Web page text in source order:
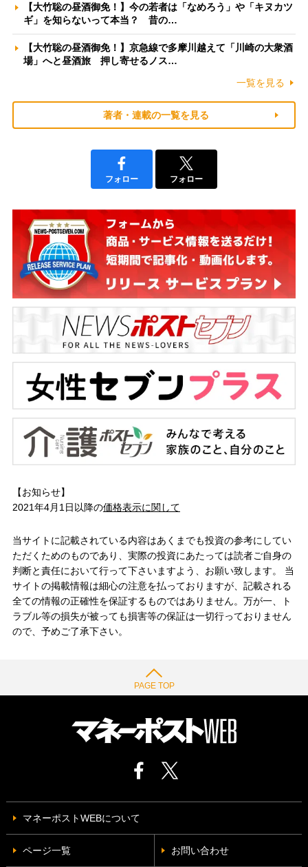
【大竹聡の昼酒御免！】今の若者は「なめろう」や「キヌカツ
ギ」を知らないって本当？ 昔の…
【大竹聡の昼酒御免！】京急線で多摩川越えて「川崎の大衆酒
場」へと昼酒旅 押し寄せるノス…
一覧を見る
著者・連載の一覧を見る
フォロー フォロー
【お知らせ】
2021年4月1日以降の価格表示に関して
当サイトに記載されている内容はあくまでも投資の参考にしてい
ただくためのものであり、実際の投資にあたっては読者ご自身の
判断と責任において行って下さいますよう、お願い致します。 当
サイトの掲載情報は細心の注意を払っておりますが、記載される
全ての情報の正確性を保証するものではありません。万が一、ト
ラブル等の損失が被っても損害等の保証は一切行っておりません
ので、予めご了承下さい。
PAGE TOP
マネーポストWEBについて
ページ一覧 お問い合わせ